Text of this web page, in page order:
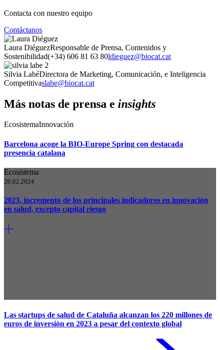
Contacta con nuestro equipo
Contáctanos
Laura DiéguezResponsable de Prensa, Contenidos y
Sostenibilidad(+34) 606 81 63 80ldieguez@biocat.cat
Silvia LabéDirectora de Marketing, Comunicación, e Inteligencia
Competitivaslabe@biocat.cat
Más notas de prensa e insights
EcosistemaInnovación
Barcelona acoge la BIO-Europe Spring con destacada
presencia catalana
Ecosistema
20.02.2024
2023, incremento de los principales indicadores en innovación
en salud, excepto capital riesgo
Las startups de salud de Cataluña alcanzan los 220 millones de
euros de inversión en 2023 a pesar del contexto global